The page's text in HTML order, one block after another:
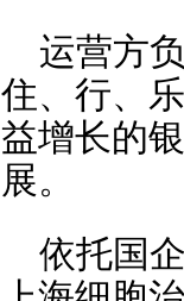
运营方
住、行、
益增长的
展。
依托国